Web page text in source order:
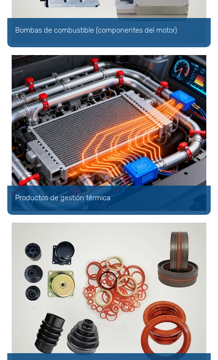
Bombas de combustible (componentes del motor)
Productos de gestión térmica